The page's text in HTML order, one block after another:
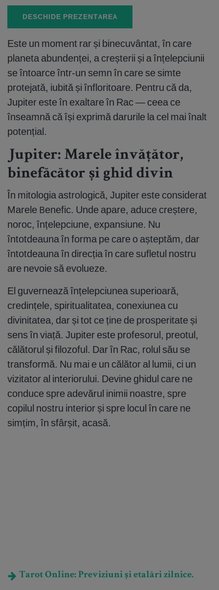
DESCHIDE PREZENTAREA
Este un moment rar și binecuvântat, în care
planeta abundenței, a creșterii și a înțelepciunii
se întoarce într-un semn în care se simte
protejată, iubită și înfloritoare. Pentru că da,
Jupiter este în exaltare în Rac — ceea ce
înseamnă că își exprimă darurile la cel mai înalt
potențial.
Jupiter: Marele învățător,
binefăcător și ghid divin
În mitologia astrologică, Jupiter este considerat
Marele Benefic. Unde apare, aduce creștere,
noroc, înțelepciune, expansiune. Nu
întotdeauna în forma pe care o așteptăm, dar
întotdeauna în direcția în care sufletul nostru
are nevoie să evolueze.
El guvernează înțelepciunea superioară,
credințele, spiritualitatea, conexiunea cu
divinitatea, dar și tot ce ține de prosperitate și
sens în viață. Jupiter este profesorul, preotul,
călătorul și filozoful. Dar în Rac, rolul său se
transformă. Nu mai e un călător al lumii, ci un
vizitator al interiorului. Devine ghidul care ne
conduce spre adevărul inimii noastre, spre
copilul nostru interior și spre locul în care ne
simțim, în sfârșit, acasă.
Tarot Online: Previziuni și etalări zilnice.